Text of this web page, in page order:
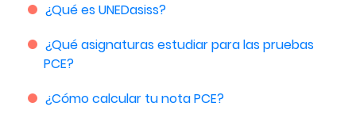
¿Qué es UNEDasiss?
¿Qué asignaturas estudiar para las pruebas
PCE?
¿Cómo calcular tu nota PCE?